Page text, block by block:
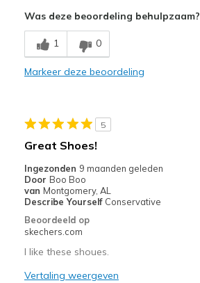
Comfortable
Stylish
Going Out
Width
Feels true to width
Sizing
View On Shoes
I'm Into Shoes
Was deze beoordeling behulpzaam?
1 0
Markeer deze beoordeling
5
Great Shoes!
Ingezonden 9 maanden geleden
Door Boo Boo
van Montgomery, AL
Describe Yourself Conservative
Beoordeeld op
skechers.com
I like these shoues.
Vertaling weergeven